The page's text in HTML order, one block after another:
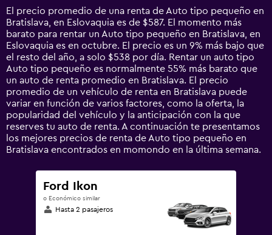
14
categories.
The
chart
has
1
Y
axis
displaying
values.
Range:
0
to
1500.
El precio promedio de una renta de Auto tipo pequeño en
Bratislava, en Eslovaquia es de $587. El momento más
barato para rentar un Auto tipo pequeño en Bratislava, en
Eslovaquia es en octubre. El precio es un 9% más bajo que
el resto del año, a solo $538 por día. Rentar un auto tipo
Auto tipo pequeño es normalmente 55% más barato que
un auto de renta promedio en Bratislava. El precio
promedio de un vehículo de renta en Bratislava puede
variar en función de varios factores, como la oferta, la
popularidad del vehículo y la anticipación con la que
reserves tu auto de renta. A continuación te presentamos
los mejores precios de renta de Auto tipo pequeño en
Bratislava encontrados en momondo en la última semana.
Ford Ikon
o Económico similar
Hasta 2 pasajeros